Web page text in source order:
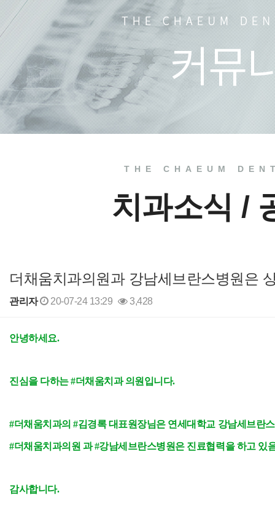
치료 전
THE CHAEUM
치과소식 /
더채움치과의원과 강남세브란스병원은
관리자 20-07-24 13:29 3,428
본문
안녕하세요.
진심을 다하는 #더채움치과 의원입니다.
#더채움치과의 #김경록 대표원장님은 연세대학교 강남세브란
#더채움치과의원 과 #강남세브란스병원은 진료협력을 하고 있
감사합니다.